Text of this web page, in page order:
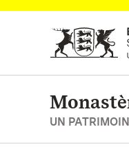
Vers la page
UN